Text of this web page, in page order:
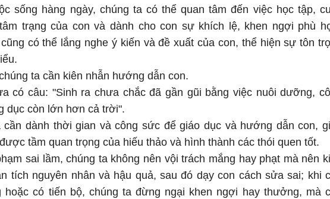
sống hàng ngày, chúng ta có thể quan tâm đến việc học tập,
trạng của con và dành cho con sự khích lệ, khen ngợi phù
có thể lắng nghe ý kiến và đề xuất của con, thể hiện sự tôn
ta cần kiên nhẫn hướng dẫn con.
có câu: "Sinh ra chưa chắc đã gần gũi bằng việc nuôi dưỡng,
dục còn lớn hơn cả trời".
cần dành thời gian và công sức để giáo dục và hướng dẫn con,
tầm quan trọng của hiếu thảo và hình thành các thói quen tốt.
sai lầm, chúng ta không nên vội trách mắng hay phạt mà nên
tích nguyên nhân và hậu quả, sau đó dạy con cách sửa sai; khi
hoặc có tiến bộ, chúng ta đừng ngại khen ngợi hay thưởng, mà